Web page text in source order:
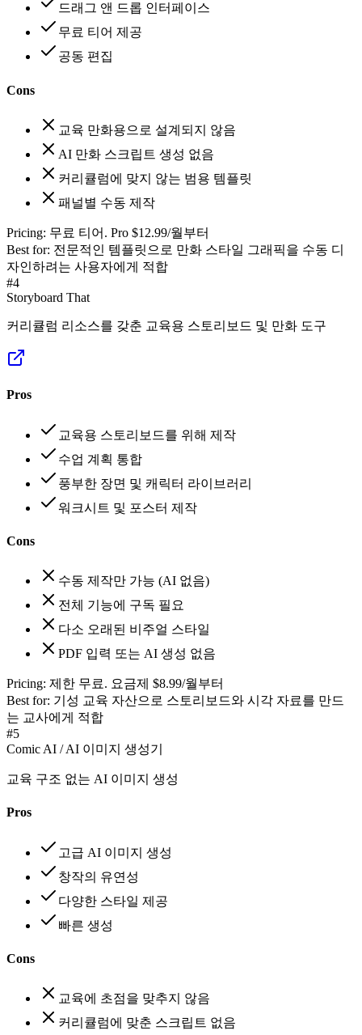
드래그 앤 드롭 인터페이스
무료 티어 제공
공동 편집
Cons
교육 만화용으로 설계되지 않음
AI 만화 스크립트 생성 없음
커리큘럼에 맞지 않는 범용 템플릿
패널별 수동 제작
Pricing: 무료 티어. Pro $12.99/월부터
Best for: 전문적인 템플릿으로 만화 스타일 그래픽을 수동 디
자인하려는 사용자에게 적합
#4
Storyboard That
커리큘럼 리소스를 갖춘 교육용 스토리보드 및 만화 도구
Pros
교육용 스토리보드를 위해 제작
수업 계획 통합
풍부한 장면 및 캐릭터 라이브러리
워크시트 및 포스터 제작
Cons
수동 제작만 가능 (AI 없음)
전체 기능에 구독 필요
다소 오래된 비주얼 스타일
PDF 입력 또는 AI 생성 없음
Pricing: 제한 무료. 요금제 $8.99/월부터
Best for: 기성 교육 자산으로 스토리보드와 시각 자료를 만드
는 교사에게 적합
#5
Comic AI / AI 이미지 생성기
교육 구조 없는 AI 이미지 생성
Pros
고급 AI 이미지 생성
창작의 유연성
다양한 스타일 제공
빠른 생성
Cons
교육에 초점을 맞추지 않음
커리큘럼에 맞춘 스크립트 없음